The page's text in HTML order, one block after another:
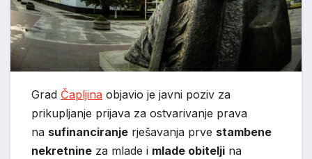
Grad Čapljina objavio je javni poziv za
prikupljanje prijava za ostvarivanje prava
na sufinanciranje rješavanja prve stambene
nekretnine za mlade i mlade obitelji na